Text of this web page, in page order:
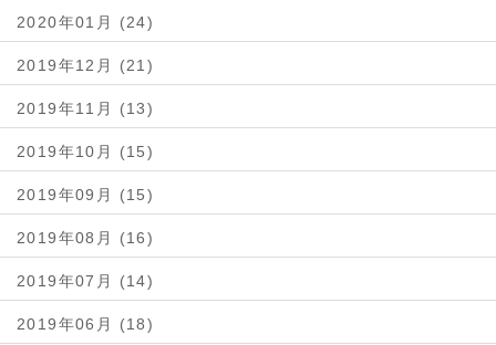
2020年01月 (24)
2019年12月 (21)
2019年11月 (13)
2019年10月 (15)
2019年09月 (15)
2019年08月 (16)
2019年07月 (14)
2019年06月 (18)